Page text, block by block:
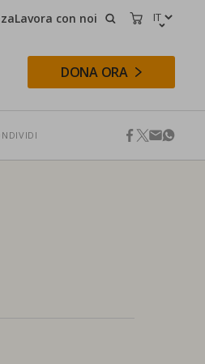
Lavora con noi CERCACARRELLO
DONA ORA
facebook
twitter
email